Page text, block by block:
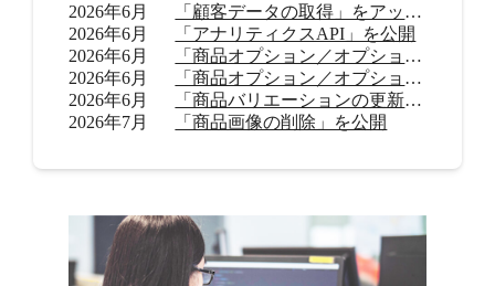
2026年6月
「顧客データの取得」をアップデート
2026年6月
「アナリティクスAPI」を公開
2026年6月
「商品オプション／オプション値の追加（β）」を公開
2026年6月
「商品オプション／オプション値の削除（β）」を公開
2026年6月
「商品バリエーションの更新」を公開
2026年7月
「商品画像の削除」を公開